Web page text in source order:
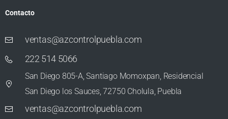
Contacto
ventas@azcontrolpuebla.com
222 514 5066
San Diego 805-A, Santiago Momoxpan, Residencial
San Diego los Sauces, 72750 Cholula, Puebla
ventas@azcontrolpuebla.com